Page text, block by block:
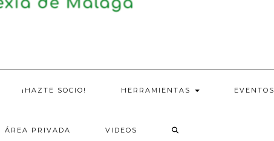
¡HAZTE SOCIO! HERRAMIENTAS EVENTOS
ÁREA PRIVADA VIDEOS